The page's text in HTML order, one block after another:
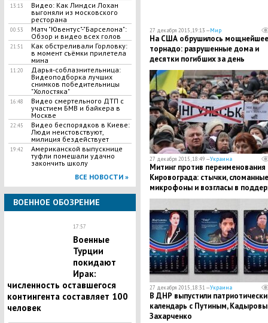
13:13
Видео: Как Линдси Лохан
выгоняли из московского
ресторана
00:53
Матч "Ювентус"-"Барселона":
Обзор и видео всех голов
21:51
Как обстреливали Горловку:
в момент съёмки прилетела
мина
11:20
Дарья-соблазнительница:
Видеоподборка лучших
снимков победительницы
"Холостяка"
16:48
Видео смертельного ДТП с
участием БМВ и байкера в
Москве
22:45
Видео беспорядков в Киеве:
Люди неистовствуют,
милиция бездействует
19:42
Американской выпускнице
туфли помешали удачно
закончить школу
ВСЕ НОВОСТИ »
ВОЕННОЕ ОБОЗРЕНИЕ
17:57
Военные
Турции
покидают
Ирак:
численность оставшегося
контингента составляет 100
человек
27 декабря 2015, 19:13 —Мир
На США обрушилось мощнейшее
торнадо: разрушенные дома и
десятки погибших за день
27 декабря 2015, 18:49 —Украина
Митинг против переименования
Кировограда: стычки, сломанные
микрофоны и возгласы в
Путина
27 декабря 2015, 18:31 —Украина
В ДНР выпустили
календарь с Путиным,
Захарченко